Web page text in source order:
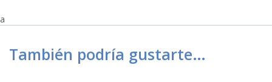
a
También podría gustarte…